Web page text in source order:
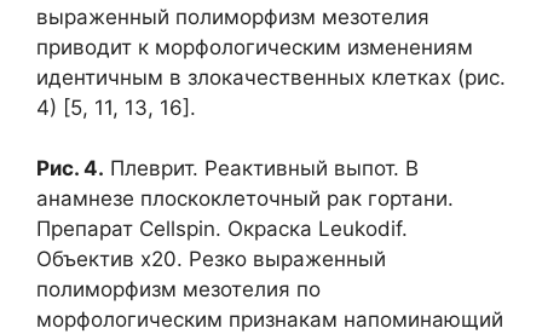
выраженный полиморфизм мезотелия
приводит к морфологическим изменениям
идентичным в злокачественных клетках (рис.
4) [5, 11, 13, 16].
Рис. 4. Плеврит. Реактивный выпот. В
анамнезе плоскоклеточный рак гортани.
Препарат Cellspin. Окраска Leukodif.
Объектив х20. Резко выраженный
полиморфизм мезотелия по
морфологическим признакам напоминающий